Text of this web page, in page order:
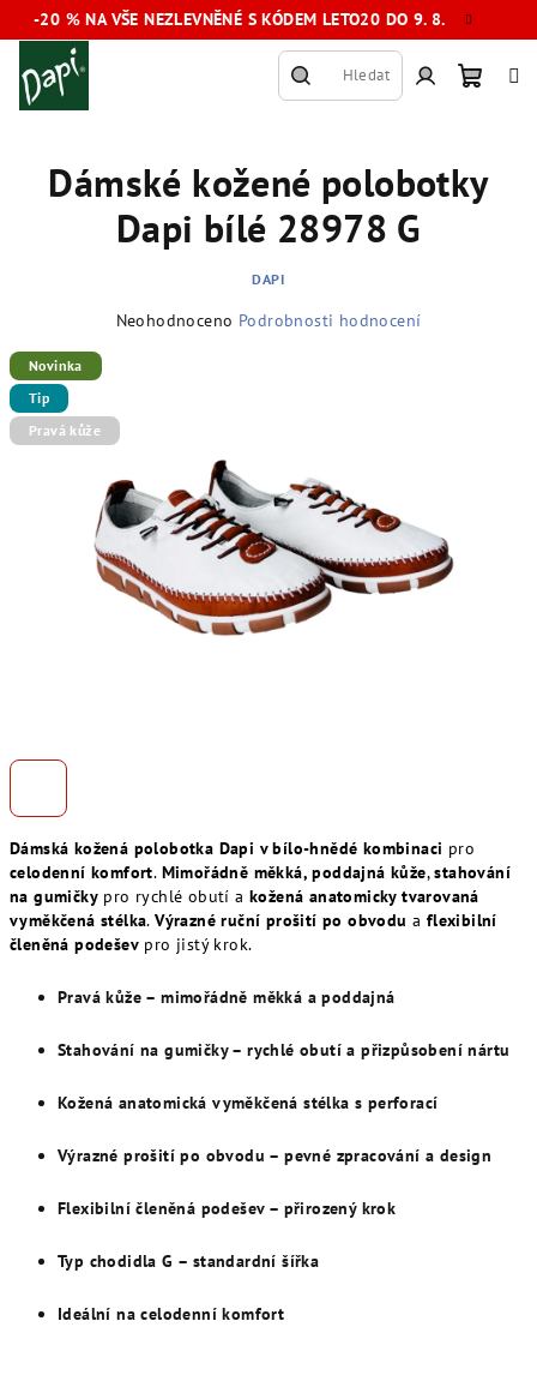
Přejít
na
-20 % NA VŠE NEZLEVNĚNÉ S KÓDEM LETO20 DO 9. 8.
Hledat
košík
Dámská kožená polobotka Dapi v bílo-hnědé kombinaci pro
celodenní komfort. Mimořádně měkká, poddajná kůže,stahování
na gumičky pro rychlé obutí akožená anatomicky tvarovaná
vyměkčená stélka.Výrazné ruční prošití po obvodu a flexibilní
členěná podešev pro jistý krok.
Pravá kůže – mimořádně měkká a poddajná
Stahování na gumičky – rychlé obutí a přizpůsobení nártu
Kožená anatomická vyměkčená stélka s perforací
Výrazné prošití po obvodu – pevné zpracování a design
Flexibilní členěná podešev – přirozený krok
Typ chodidla G – standardní šířka
Ideální na celodenní komfort
Dámské kožené polobotky
Dapi bílé 28978 G
DAPI
produktu
je
0,0
z
Neohodnoceno Podrobnosti hodnocení
Novinka
Tip
Pravá kůže